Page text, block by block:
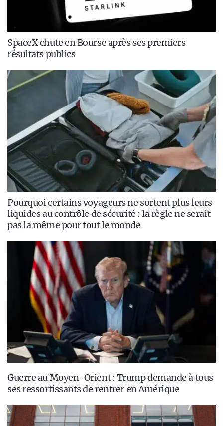
SpaceX chute en Bourse après ses premiers
résultats publics
Pourquoi certains voyageurs ne sortent plus leurs
liquides au contrôle de sécurité : la règle ne serait
pas la même pour tout le monde
Guerre au Moyen-Orient : Trump demande à tous
ses ressortissants de rentrer en Amérique